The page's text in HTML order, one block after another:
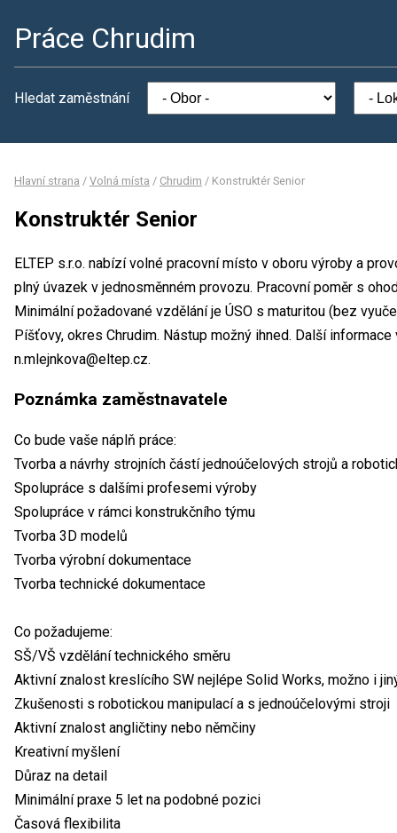
Práce Chrudim
Hledat zaměstnání
Hlavní strana / Volná místa / Chrudim / Konstruktér Senior
Konstruktér Senior
ELTEP s.r.o. nabízí volné pracovní místo v oboru výroby a
plný úvazek v jednosměnném provozu. Pracovní poměr s
Minimální požadované vzdělání je ÚSO s maturitou (bez
Píšťovy, okres Chrudim. Nástup možný ihned. Další
n.mlejnkova@eltep.cz.
Poznámka zaměstnavatele
Co bude vaše náplň práce:
Tvorba a návrhy strojních částí jednoúčelových strojů a
Spolupráce s dalšími profesemi výroby
Spolupráce v rámci konstrukčního týmu
Tvorba 3D modelů
Tvorba výrobní dokumentace
Tvorba technické dokumentace
Co požadujeme:
SŠ/VŠ vzdělání technického směru
Aktivní znalost kreslícího SW nejlépe Solid Works, možno i
Zkušenosti s robotickou manipulací a s jednoúčelovými stroji
Aktivní znalost angličtiny nebo němčiny
Kreativní myšlení
Důraz na detail
Minimální praxe 5 let na podobné pozici
Časová flexibilita